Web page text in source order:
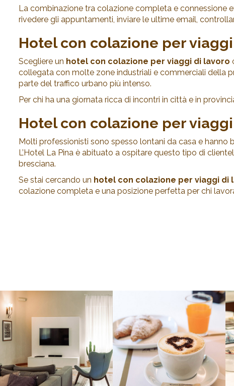
La combinazione tra colazione completa e connessione
rivedere gli appuntamenti, inviare le ultime email,
Hotel con colazione per
Scegliere un hotel con colazione per viaggi di lavoro
collegata con molte zone industriali e commerciali della
parte del traffico urbano più intenso.
Per chi ha una giornata ricca di incontri in città e in
Hotel con colazione per
Molti professionisti sono spesso lontani da casa e hanno
L’Hotel La Pina è abituato a ospitare questo tipo di
bresciana.
Se stai cercando un hotel con colazione per viaggi di
colazione completa e una posizione perfetta per chi